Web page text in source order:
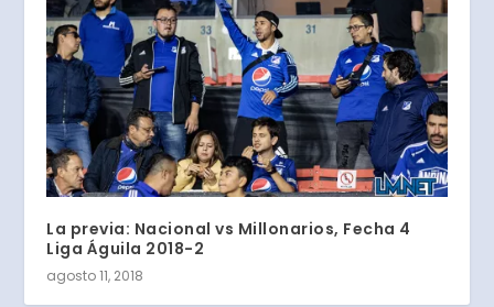
La previa: Nacional vs Millonarios, Fecha 4
Liga Águila 2018-2
agosto 11, 2018